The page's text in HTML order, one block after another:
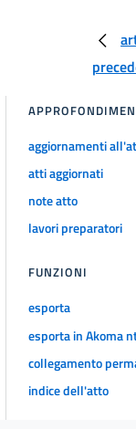
aggiornamenti
atti aggiornati
note atto
lavori preparatori
FUNZIONI
esporta
esporta in Akoma
collegamento
indice dell'atto